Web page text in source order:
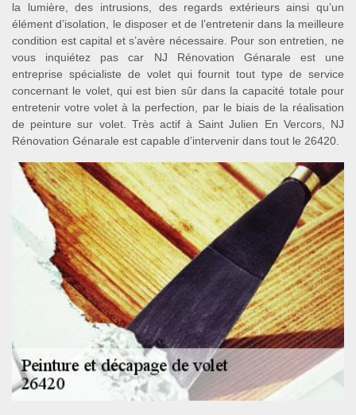
la lumière, des intrusions, des regards extérieurs ainsi qu’un
élément d’isolation, le disposer et de l’entretenir dans la meilleure
condition est capital et s’avère nécessaire. Pour son entretien, ne
vous inquiétez pas car NJ Rénovation Génarale est une
entreprise spécialiste de volet qui fournit tout type de service
concernant le volet, qui est bien sûr dans la capacité totale pour
entretenir votre volet à la perfection, par le biais de la réalisation
de peinture sur volet. Très actif à Saint Julien En Vercors, NJ
Rénovation Génarale est capable d’intervenir dans tout le 26420.